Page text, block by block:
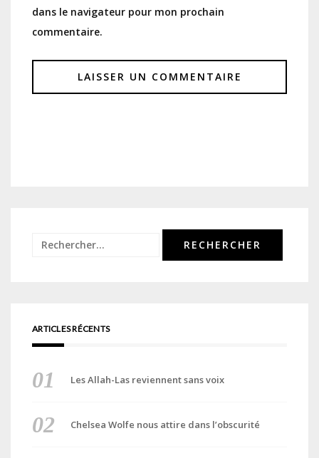
dans le navigateur pour mon prochain
commentaire.
Rechercher :
ARTICLES RÉCENTS
Les Allah-Las reviennent sans voix
Chelsea Wolfe nous attire dans l’obscurité